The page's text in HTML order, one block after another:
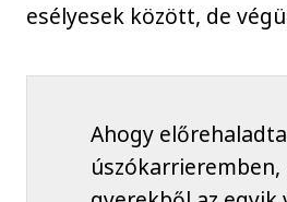
esélyesek között, de
Ahogy
úszókarrieremben,